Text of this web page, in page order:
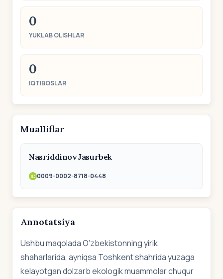
0
YUKLAB OLISHLAR
0
IQTIBOSLAR
Mualliflar
Nasriddinov Jasurbek
0009-0002-8718-0448
Annotatsiya
Ushbu maqolada O‘zbekistonning yirik
shaharlarida, ayniqsa Toshkent shahrida yuzaga
kelayotgan dolzarb ekologik muammolar chuqur